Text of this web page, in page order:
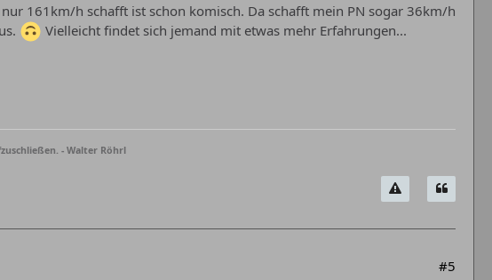
nur 161km/h schafft ist schon komisch. Da schafft mein PN sogar 36km/h
Vielleicht findet sich jemand mit etwas mehr Erfahrungen...
- Walter Röhrl
#5